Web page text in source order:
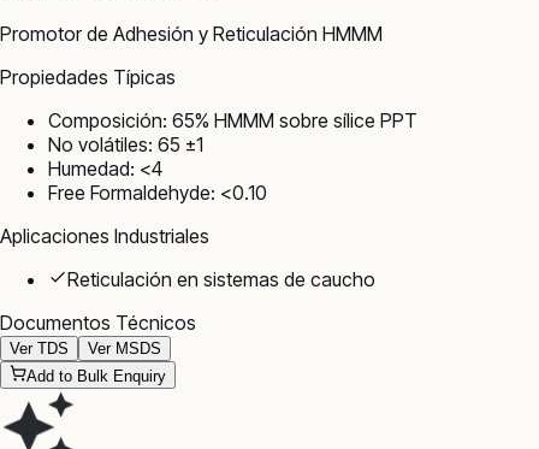
Promotor de Adhesión y Reticulación HMMM
Propiedades Típicas
Composición: 65% HMMM sobre sílice PPT
No volátiles: 65 ±1
Humedad: <4
Free Formaldehyde: <0.10
Aplicaciones Industriales
Reticulación en sistemas de caucho
Documentos Técnicos
Ver TDS
Ver MSDS
Add to Bulk Enquiry